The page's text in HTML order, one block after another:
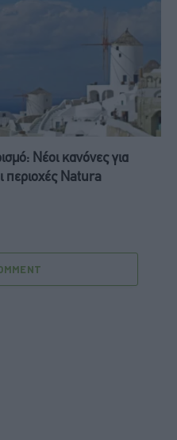
Νέοι κανόνες για
περιοχές Natura